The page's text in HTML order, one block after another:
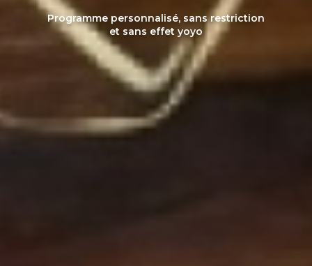
Programme personnalisé, sans restriction
et sans effet yoyo